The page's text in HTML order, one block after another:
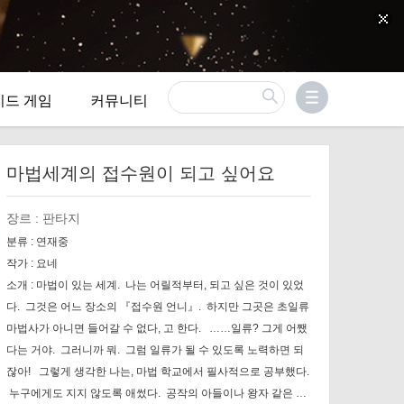
드 게임 커뮤니티
마법세계의 접수원이 되고 싶어요
장르 : 판타지
분류 : 연재중
작가 : 요네
소개 : 마법이 있는 세계. ​ 나는 어릴적부터, 되고 싶은 것이 있었
다. ​ 그것은 어느 장소의 『접수원 언니』. ​ 하지만 그곳은 초일류
마법사가 아니면 들어갈 수 없다, 고 한다. ​ ​ ……일류? 그게 어쨌
다는 거야. ​ 그러니까 뭐. ​ 그럼 일류가 될 수 있도록 노력하면 되
잖아! ​ ​ 그렇게 생각한 나는, 마법 학교에서 필사적으로 공부했다.